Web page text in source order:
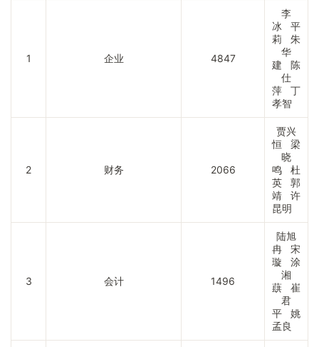
1 企业 4847
李
冰 平
莉 朱
华
建 陈
仕
萍 丁
孝智
2 财务 2066
贾兴
恒 梁
晓
鸣 杜
英 郭
靖 许
昆明
3 会计 1496
陆旭
冉 宋
璇 涂
湘
蕻 崔
君
平 姚
孟良